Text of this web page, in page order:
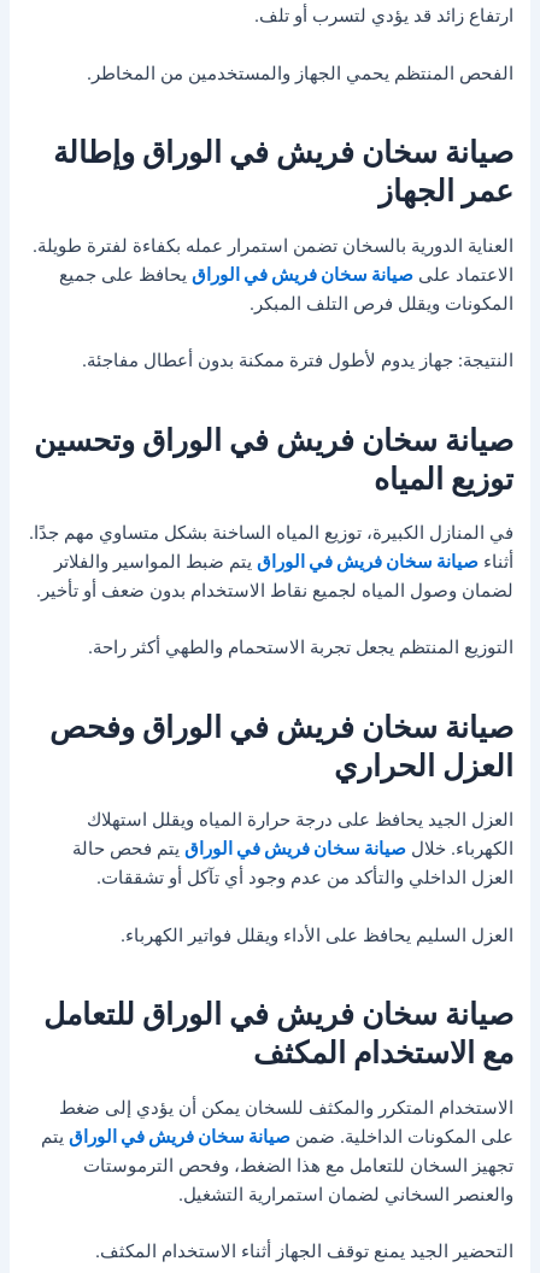
ارتفاع زائد قد يؤدي لتسرب أو تلف.
الفحص المنتظم يحمي الجهاز والمستخدمين من المخاطر.
صيانة سخان فريش في الوراق وإطالة
عمر الجهاز
العناية الدورية بالسخان تضمن استمرار عمله بكفاءة لفترة طويلة.
الاعتماد علىصيانة سخان فريش في الوراق يحافظ على جميع
المكونات ويقلل فرص التلف المبكر.
النتيجة: جهاز يدوم لأطول فترة ممكنة بدون أعطال مفاجئة.
صيانة سخان فريش في الوراق وتحسين
توزيع المياه
في المنازل الكبيرة، توزيع المياه الساخنة بشكل متساوي مهم جدًا.
أثناءصيانة سخان فريش في الوراق يتم ضبط المواسير والفلاتر
لضمان وصول المياه لجميع نقاط الاستخدام بدون ضعف أو تأخير.
التوزيع المنتظم يجعل تجربة الاستحمام والطهي أكثر راحة.
صيانة سخان فريش في الوراق وفحص
العزل الحراري
العزل الجيد يحافظ على درجة حرارة المياه ويقلل استهلاك
الكهرباء. خلالصيانة سخان فريش في الوراق يتم فحص حالة
العزل الداخلي والتأكد من عدم وجود أي تآكل أو تشققات.
العزل السليم يحافظ على الأداء ويقلل فواتير الكهرباء.
صيانة سخان فريش في الوراق للتعامل
مع الاستخدام المكثف
الاستخدام المتكرر والمكثف للسخان يمكن أن يؤدي إلى ضغط
على المكونات الداخلية. ضمنصيانة سخان فريش في الوراق يتم
تجهيز السخان للتعامل مع هذا الضغط، وفحص الترموستات
والعنصر السخاني لضمان استمرارية التشغيل.
التحضير الجيد يمنع توقف الجهاز أثناء الاستخدام المكثف.